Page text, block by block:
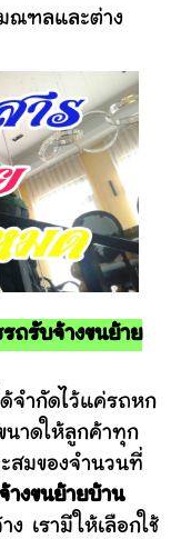
ณฑลและต่าง
ถรับจ้างขนย้าย
กัดไว้แค่รถหก
นาดให้ลูกค้าทุก
สมของจำนวนที่
างขนย้ายบ้าน
เรามีให้เลือกใช้